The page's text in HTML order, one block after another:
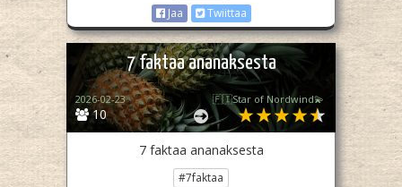
Jaa
Twiittaa
7 faktaa ananaksesta
10
2026-02-23 🇫🇮Star of Nordwind💫
7 faktaa ananaksesta
#7faktaa